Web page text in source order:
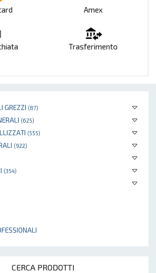
GREZZI (87)
(625)
(555)
(922)
(354)
CERCA PRODOTTI
Amex
Trasferimento